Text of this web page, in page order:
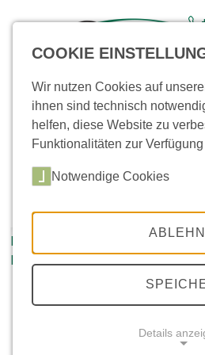
Sortiment Neuware
Kandla Grey, spaltrau,
Kanten bruchrau
COOKIE
Wir nutzen Cookies auf
ihnen sind technisch
helfen, diese Website zu
Funktionalitäten zur
Notwendige Cookies
Details